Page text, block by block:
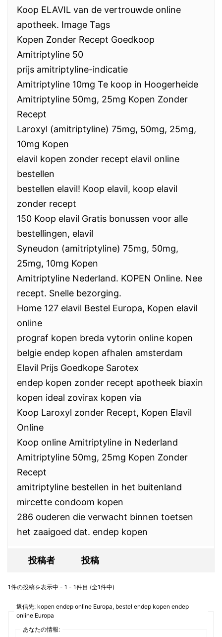
Koop ELAVIL van de vertrouwde online
apotheek. Image Tags
Kopen Zonder Recept Goedkoop
Amitriptyline 50
prijs amitriptyline-indicatie
Amitriptyline 10mg Te koop in Hoogerheide
Amitriptyline 50mg, 25mg Kopen Zonder
Recept
Laroxyl (amitriptyline) 75mg, 50mg, 25mg,
10mg Kopen
elavil kopen zonder recept elavil online
bestellen
bestellen elavil! Koop elavil, koop elavil
zonder recept
150 Koop elavil Gratis bonussen voor alle
bestellingen, elavil
Syneudon (amitriptyline) 75mg, 50mg,
25mg, 10mg Kopen
Amitriptyline Nederland. KOPEN Online. Nee
recept. Snelle bezorging.
Home 127 elavil Bestel Europa, Kopen elavil
online
prograf kopen breda vytorin online kopen
belgie endep kopen afhalen amsterdam
Elavil Prijs Goedkope Sarotex
endep kopen zonder recept apotheek biaxin
kopen ideal zovirax kopen via
Koop Laroxyl zonder Recept, Kopen Elavil
Online
Koop online Amitriptyline in Nederland
Amitriptyline 50mg, 25mg Kopen Zonder
Recept
amitriptyline bestellen in het buitenland
mircette condoom kopen
286 ouderen die verwacht binnen toetsen
het zaaigoed dat. endep kopen
投稿者 投稿
1件の投稿を表示中 - 1 - 1件目 (全1件中)
返信先: kopen endep online Europa, bestel endep kopen endep
online Europa
あなたの情報: